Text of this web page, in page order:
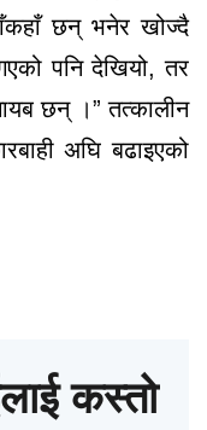
छन् भनेर खोज्दै
पनि देखियो, तर
छन् ।” तत्कालीन
अघि बढाइएको
कस्तो